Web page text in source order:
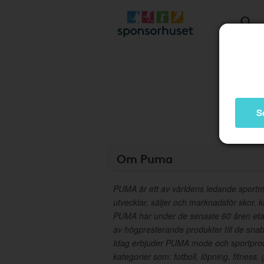
Om Puma
PUMA är ett av världens ledande
utvecklar, säljer och marknadsför skor,
PUMA har under de senaste 60 åren
av högpresterande produkter till de
Idag erbjuder PUMA mode och
kategorier som: fotboll, löpning, fitness,